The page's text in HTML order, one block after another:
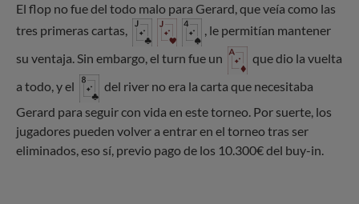
El flop no fue del todo malo para Gerard, que veía como las
tres primeras cartas,
, le permitían mantener
su ventaja. Sin embargo, el turn fue un
que dio la vuelta
a todo, y el
del river no era la carta que necesitaba
Gerard para seguir con vida en este torneo. Por suerte, los
jugadores pueden volver a entrar en el torneo tras ser
eliminados, eso sí, previo pago de los 10.300€ del buy-in.